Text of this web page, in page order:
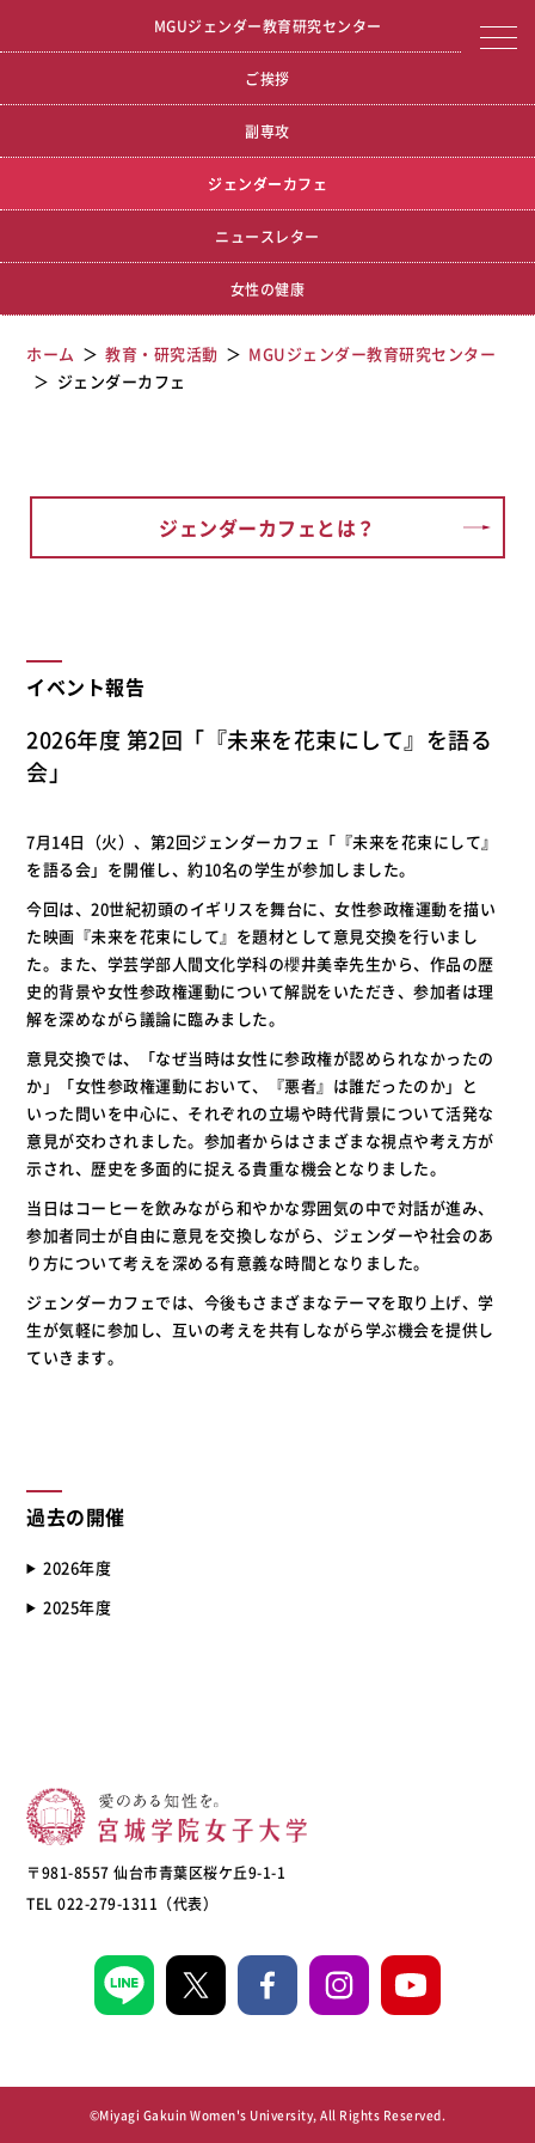
ジェンダーカフェ
MGUジェンダー教育研究センター
ご挨拶
副専攻
ジェンダーカフェ
ニュースレター
女性の健康
ホーム 教育・研究活動
MGUジェンダー教育研究センター
ジェンダーカフェ
ジェンダーカフェとは？
イベント報告
2026年度 第2回「『未来を花束にして』を語る
会」
7月14日（火）、第2回ジェンダーカフェ「『未来を花束にして』
を語る会」を開催し、約10名の学生が参加しました。
今回は、20世紀初頭のイギリスを舞台に、女性参政権運動を描い
た映画『未来を花束にして』を題材として意見交換を行いまし
た。また、学芸学部人間文化学科の櫻井美幸先生から、作品の歴
史的背景や女性参政権運動について解説をいただき、参加者は理
解を深めながら議論に臨みました。
意見交換では、「なぜ当時は女性に参政権が認められなかったの
か」「女性参政権運動において、『悪者』は誰だったのか」と
いった問いを中心に、それぞれの立場や時代背景について活発な
意見が交わされました。参加者からはさまざまな視点や考え方が
示され、歴史を多面的に捉える貴重な機会となりました。
当日はコーヒーを飲みながら和やかな雰囲気の中で対話が進み、
参加者同士が自由に意見を交換しながら、ジェンダーや社会のあ
り方について考えを深める有意義な時間となりました。
ジェンダーカフェでは、今後もさまざまなテーマを取り上げ、学
生が気軽に参加し、互いの考えを共有しながら学ぶ機会を提供し
ていきます。
過去の開催
2026年度
2025年度
〒981-8557 仙台市青葉区桜ケ丘9-1-1
TEL 022-279-1311（代表）
©Miyagi Gakuin Women's University, All Rights Reserved.